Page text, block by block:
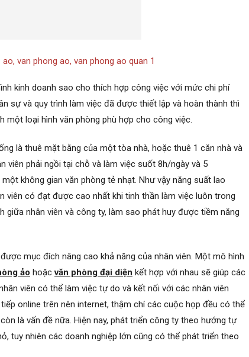
ao,van phong ao,van phong ao quan 1
kinh doanh sao cho thích hợp công việc với mức chi phí
sự và quy trình làm việc đã được thiết lập và hoàn thành thì
loại hình văn phòng phù hợp cho công việc.
là thuê mặt bằng của một tòa nhà, hoặc thuê 1 căn nhà và
viên phải ngồi tại chỗ và làm việc suốt 8h/ngày và 5
không gian văn phòng tẻ nhạt. Như vậy năng suất lao
có đạt được cao nhất khi tinh thần làm việc luôn trong
nhân viên và công ty, làm sao phát huy được tiềm năng
mục đích nâng cao khả năng của nhân viên. Một mô hình
ảo hoặcvăn phòng đại diện kết hợp với nhau sẽ giúp các
viên có thể làm việc tự do và kết nối với các nhân viên
online trên nên internet, thậm chí các cuộc họp đều có thể
là vấn đề nữa. Hiện nay, phát triển công ty theo hướng tự
tuy nhiên các doanh nghiệp lớn cũng có thể phát triển theo